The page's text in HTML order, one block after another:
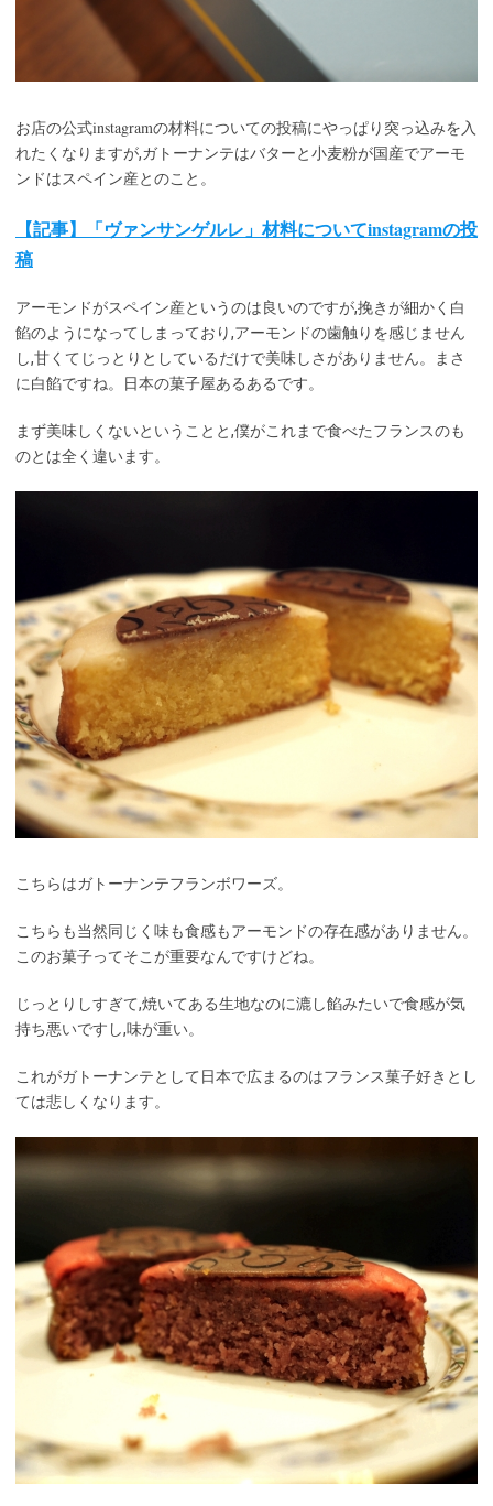
お店の公式instagramの材料についての投稿にやっぱり突っ込みを入
れたくなりますが,ガトーナンテはバターと小麦粉が国産でアーモ
ンドはスペイン産とのこと。
【記事】「ヴァンサンゲルレ」材料についてinstagramの投
稿
アーモンドがスペイン産というのは良いのですが,挽きが細かく白
餡のようになってしまっており,アーモンドの歯触りを感じません
し,甘くてじっとりとしているだけで美味しさがありません。まさ
に白餡ですね。日本の菓子屋あるあるです。
まず美味しくないということと,僕がこれまで食べたフランスのも
のとは全く違います。
こちらはガトーナンテフランボワーズ。
こちらも当然同じく味も食感もアーモンドの存在感がありません。
このお菓子ってそこが重要なんですけどね。
じっとりしすぎて,焼いてある生地なのに漉し餡みたいで食感が気
持ち悪いですし,味が重い。
これがガトーナンテとして日本で広まるのはフランス菓子好きとし
ては悲しくなります。